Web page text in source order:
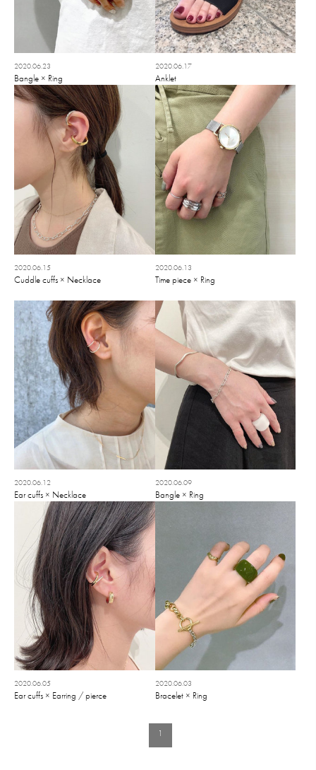
2020.06.23
Bangle × Ring
2020.06.17
Anklet
2020.06.15
Cuddle cuffs × Necklace
2020.06.13
Time piece × Ring
2020.06.12
Ear cuffs × Necklace
2020.06.09
Bangle × Ring
2020.06.05
Ear cuffs × Earring / pierce
2020.06.03
Bracelet × Ring
1